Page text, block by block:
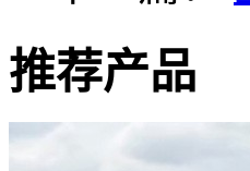
推荐产品